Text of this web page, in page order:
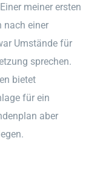
meiner ersten
nach einer
Umstände für
sprechen.
bietet
für ein
aber